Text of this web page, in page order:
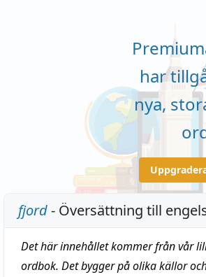
har
nya,
fjord- Översättning till
Det här innehållet kommer från vår
ordbok. Det bygger på olika källor